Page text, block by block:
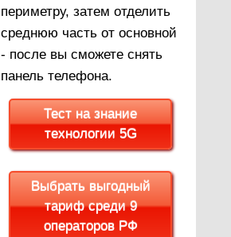
периметру, затем отделить
среднюю часть от основной
- после вы сможете снять
панель телефона.
Тест на знание
технологии 5G
Выбрать выгодный
тариф среди 9
операторов РФ